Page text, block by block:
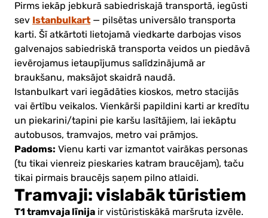
Pirms iekāp jebkurā sabiedriskajā transportā, iegūsti
sev Istanbulkart — pilsētas universālo transporta
karti. Šī atkārtoti lietojamā viedkarte darbojas visos
galvenajos sabiedriskā transporta veidos un piedāvā
ievērojamus ietaupījumus salīdzinājumā ar
braukšanu, maksājot skaidrā naudā.
Istanbulkart vari iegādāties kioskos, metro stacijās
vai ērtību veikalos. Vienkārši papildini karti ar kredītu
un piekarini/tapini pie karšu lasītājiem, lai iekāptu
autobusos, tramvajos, metro vai prāmjos.
Padoms: Vienu karti var izmantot vairākas personas
(tu tikai vienreiz pieskaries katram braucējam), taču
tikai pirmais braucējs saņem pilno atlaidi.
Tramvaji: vislabāk tūristiem
T1 tramvaja līnija ir vistūristiskākā maršruta izvēle.